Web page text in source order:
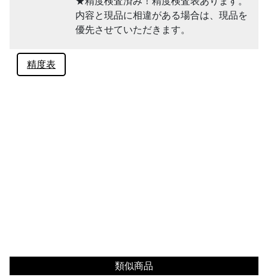
内容と現品に相違がある場合は、現品を
優先させていただきます。
精度表
類似商品